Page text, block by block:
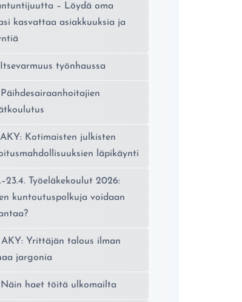
– Löydä oma
kasvattaa asiakkuuksia ja
Itsevarmuus työnhaussa
Päihdesairaanhoitajien
AKY: Kotimaisten julkisten
läpikäynti
Työeläkekoulut 2026:
kuntoutuspolkuja voidaan
AKY: Yrittäjän talous ilman
jargonia
Näin haet töitä ulkomailta